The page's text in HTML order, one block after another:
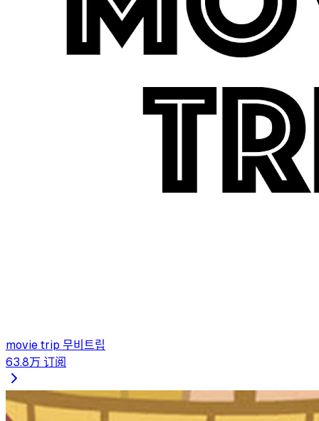
movie trip 무비트립
63.8万 订阅